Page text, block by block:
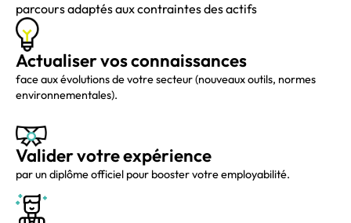
parcours adaptés aux contraintes des actifs
Actualiser vos connaissances
face aux évolutions de votre secteur (nouveaux outils, normes
environnementales).
Valider votre expérience
par un diplôme officiel pour booster votre employabilité.